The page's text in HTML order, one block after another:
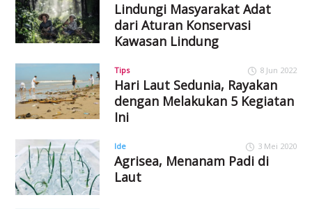
Lindungi Masyarakat Adat
dari Aturan Konservasi
Kawasan Lindung
Tips 8 Jun 2022
Hari Laut Sedunia, Rayakan
dengan Melakukan 5 Kegiatan
Ini
Ide 3 Mei 2020
Agrisea, Menanam Padi di
Laut